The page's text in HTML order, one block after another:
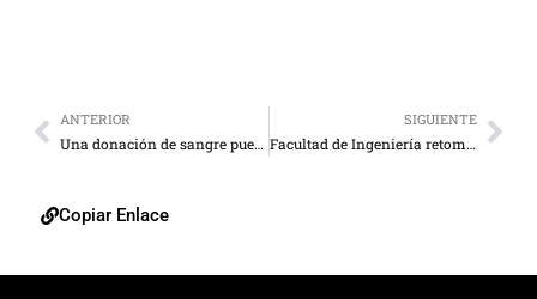
ANTERIOR
Una donación de sangre puede salvar a siete vidas
SIGUIENTE
Facultad de Ingeniería retomará hoy las actividades
Copiar Enlace